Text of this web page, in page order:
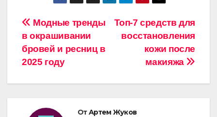
Навигация
по
записям
Топ-7 средств для
восстановления
кожи после
макияжа
Модные тренды
в окрашивании
бровей и ресниц в
2025 году
ОтАртем Жуков